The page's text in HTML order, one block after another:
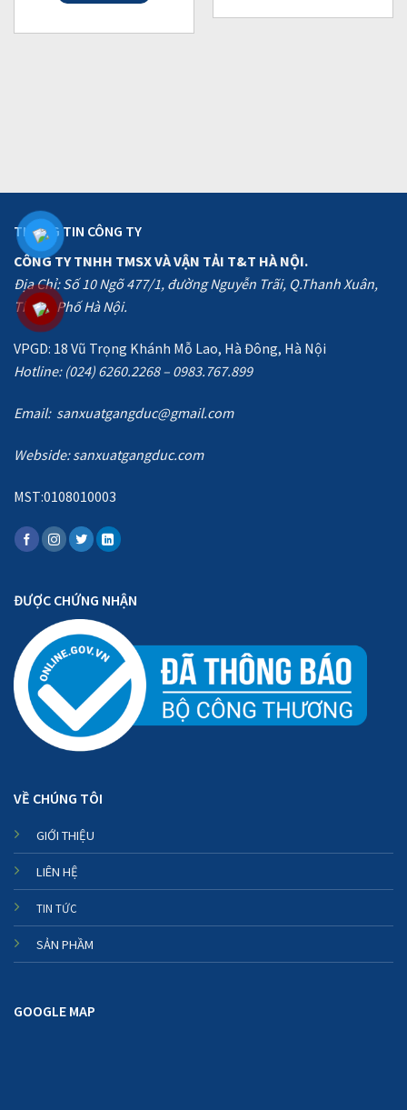
THÔNG TIN CÔNG TY
CÔNG TY TNHH TMSX VÀ VẬN TẢI T&T HÀ NỘI.
Địa Chỉ: Số 10 Ngõ 477/1, đường Nguyễn Trãi, Q.Thanh Xuân,
Thành Phố Hà Nội.
VPGD: 18 Vũ Trọng Khánh Mỗ Lao, Hà Đông, Hà Nội
Hotline: (024) 6260.2268 – 0983.767.899
Email: sanxuatgangduc@gmail.com
Webside:sanxuatgangduc.com
MST:0108010003
VỀ CHÚNG TÔI
GIỚI THIỆU
LIÊN HỆ
TIN TỨC
SẢN PHẦM
GOOGLE MAP
ĐƯỢC CHỨNG NHẬN